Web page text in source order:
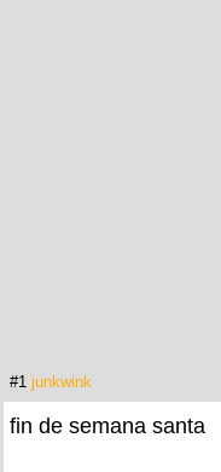
#1 junkwink
fin de semana santa